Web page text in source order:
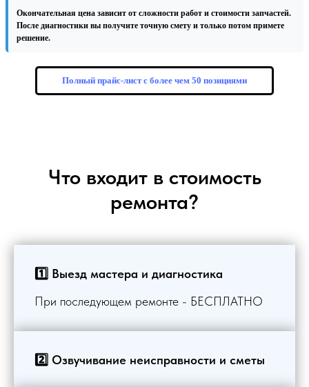
Окончательная цена зависит от сложности работ и стоимости запчастей.
После диагностики вы получите точную смету и только потом примете
решение.
Полный прайс-лист с более чем 50 позициями
Что входит в стоимость
ремонта?
1️⃣ Выезд мастера и диагностика
При последующем ремонте - БЕСПЛАТНО
2️⃣ Озвучивание неисправности и сметы